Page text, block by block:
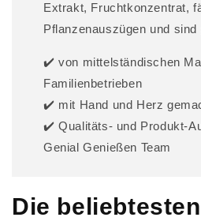
Extrakt, Fruchtkonzentrat,
Pflanzenauszügen und sind
✔️ von mittelständischen
Familienbetrieben
✔️ mit Hand und Herz
✔️ Qualitäts- und Produkt-
Genial Genießen Team
Die